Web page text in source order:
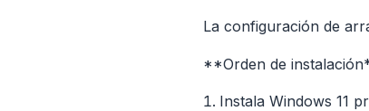
La configuración de
**Orden de
Instala Windows 11